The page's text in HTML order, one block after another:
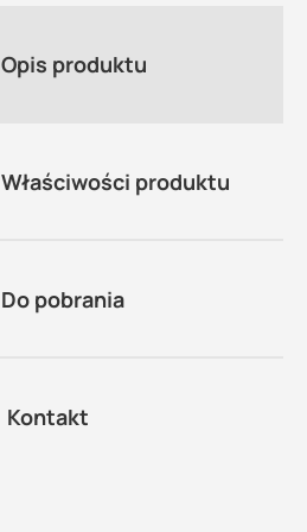
Opis produktu
Właściwości produktu
Do pobrania
Kontakt